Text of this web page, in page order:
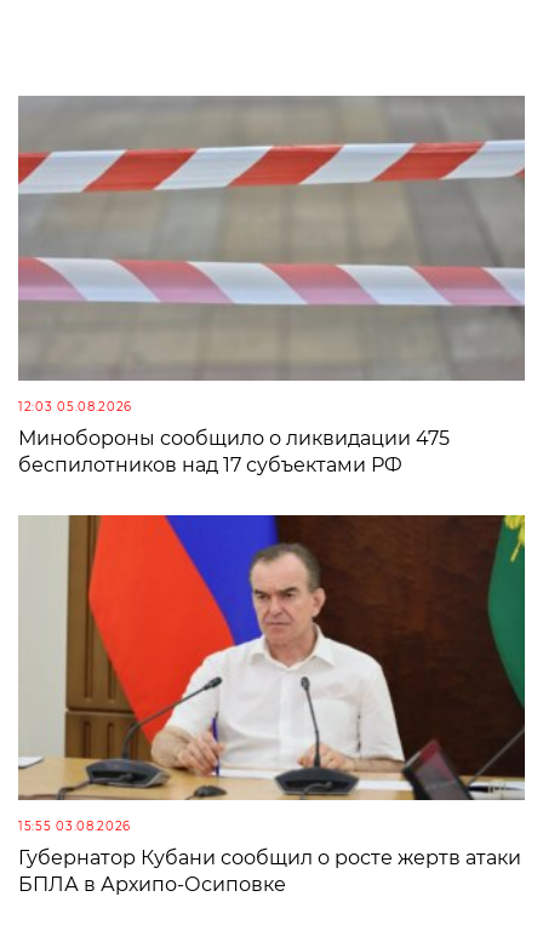
12:03 05.08.2026
Минобороны сообщило о ликвидации 475
беспилотников над 17 субъектами РФ
15:55 03.08.2026
Губернатор Кубани сообщил о росте жертв атаки
БПЛА в Архипо-Осиповке